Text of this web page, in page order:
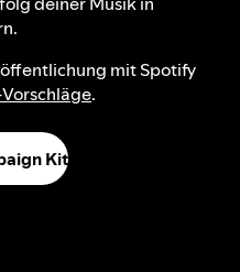
mit Spotify
.
Kit